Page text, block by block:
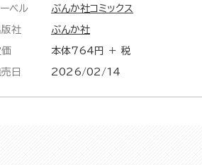
ベル ぶんか社コミックス
社 ぶんか社
本体764円 ＋ 税
日 2026/02/14